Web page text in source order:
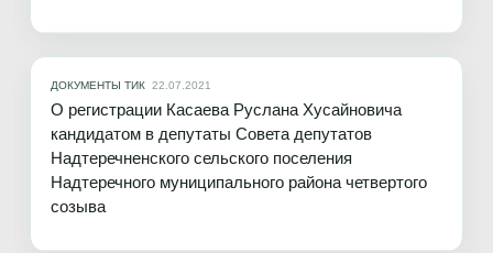
ДОКУМЕНТЫ ТИК 22.07.2021
О регистрации Касаева Руслана Хусайновича
кандидатом в депутаты Совета депутатов
Надтеречненского сельского поселения
Надтеречного муниципального района четвертого
созыва